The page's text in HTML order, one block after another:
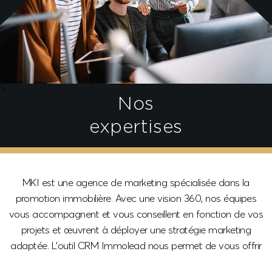
Nos
expertises
MKI est une agence de marketing spécialisée dans la
promotion immobilière. Avec une vision 360, nos équipes
vous accompagnent et vous conseillent en fonction de vos
projets et œuvrent à déployer une stratégie marketing
adaptée. L'outil CRM Immolead nous permet de vous offrir